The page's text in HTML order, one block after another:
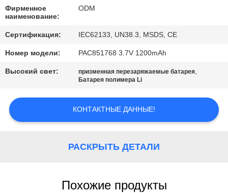
BLOG
СПРОСИТЕ
КАРТА
Фирменное
наименование:
ODM
Сертификация: IEC62133, UN38.3, MSDS, CE
Номер модели: PAC851768 3.7V 1200mAh
Высокий свет: призменная перезаряжаемые батарея,
Батарея полимера Li
КОНТАКТНЫЕ ДАННЫЕ!
РАСКРЫТЬ ДЕТАЛИ
Похожие продукты